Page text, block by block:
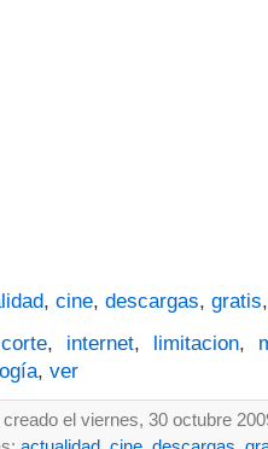
, cine, descargas, gratis
corte, internet, limitacion,
, ver
el viernes, 30 octubre